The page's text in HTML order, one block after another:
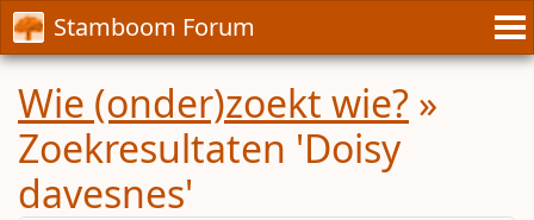
Stamboom Forum
Wie (onder)zoekt wie? »
Zoekresultaten 'Doisy
davesnes'